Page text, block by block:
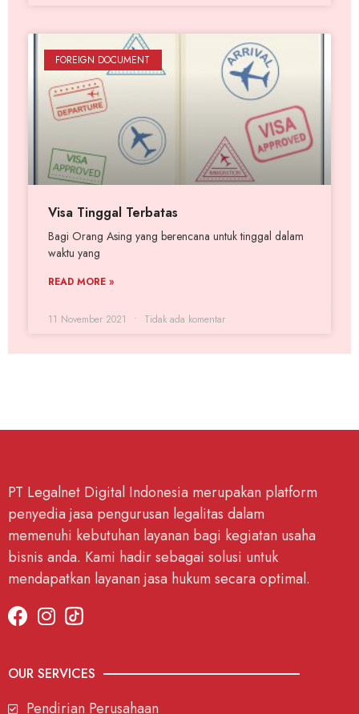
FOREIGN DOCUMENT
Visa Tinggal Terbatas
Bagi Orang Asing yang berencana untuk tinggal dalam
waktu yang
READ MORE »
11 November 2021 Tidak ada komentar
PT Legalnet Digital Indonesia merupakan platform
penyedia jasa pengurusan legalitas dalam
memenuhi kebutuhan layanan bagi kegiatan usaha
bisnis anda. Kami hadir sebagai solusi untuk
mendapatkan layanan jasa hukum secara optimal.
OUR SERVICES
Pendirian Perusahaan